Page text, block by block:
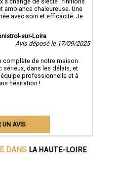
ambiance chaleureuse. Une
avec soin et efficacité. Je
sur-Loire
Avis déposé le 17/09/2025
complète de notre maison.
sérieux, dans les délais, et
professionnelle et à
hésitation !
UN AVIS
DANS LA HAUTE-LOIRE